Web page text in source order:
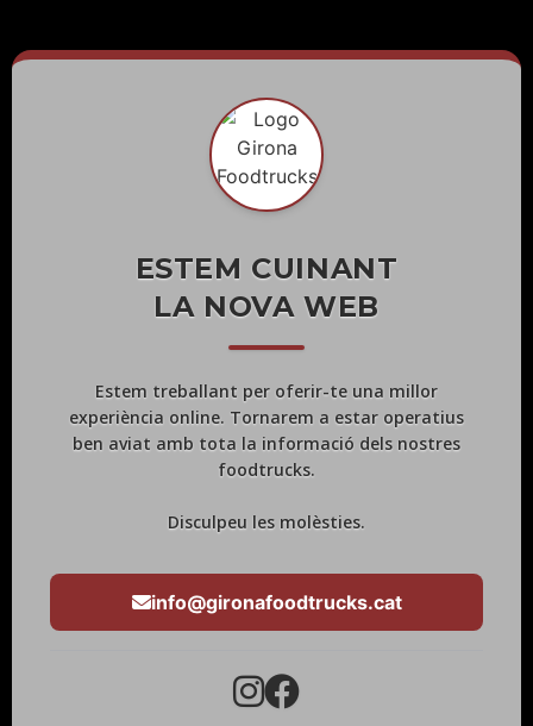
ESTEM CUINANT
LA NOVA WEB
Estem treballant per oferir-te una millor
experiència online. Tornarem a estar operatius
ben aviat amb tota la informació dels nostres
foodtrucks.
Disculpeu les molèsties.
info@gironafoodtrucks.cat